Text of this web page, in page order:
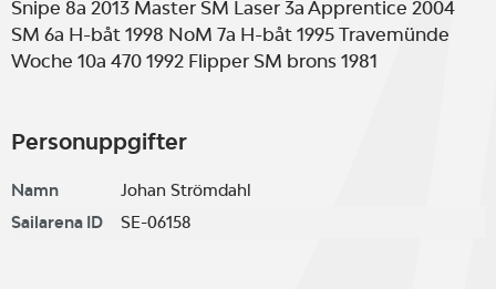
Snipe 8a 2013 Master SM Laser 3a Apprentice 2004
SM 6a H-båt 1998 NoM 7a H-båt 1995 Travemünde
Woche 10a 470 1992 Flipper SM brons 1981
Personuppgifter
Namn
Johan Strömdahl
Sailarena ID
SE-06158